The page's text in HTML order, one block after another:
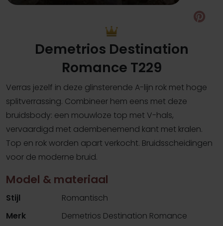
Demetrios Destination
Romance T229
Verras jezelf in deze glinsterende A-lijn rok met hoge
splitverrassing. Combineer hem eens met deze
bruidsbody: een mouwloze top met V-hals,
vervaardigd met adembenemend kant met kralen.
Top en rok worden apart verkocht. Bruidsscheidingen
voor de moderne bruid.
Model & materiaal
Stijl
Romantisch
Merk
Demetrios Destination Romance